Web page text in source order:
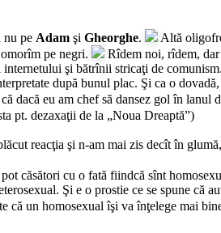
nu pe Adam şi Gheorghe.
Altă
pe negri.
Rîdem noi, rîdem,
internetului şi bătrînii stricaţi de comunism.
după bunul plac. Şi ca o
dacă eu am chef să dansez gol în
pt. dezaxaţii de la „Noua Dreaptă”)
reacţia şi n-am mai zis decît în
căsători cu o fată fiindcă sînt
Şi e o prostie ce se spune că
că un homosexual îşi va înţelege mai